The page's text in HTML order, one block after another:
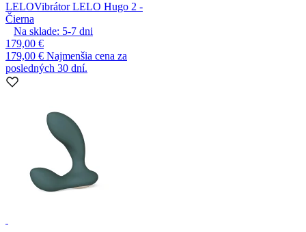
LELOVibrátor LELO Hugo 2 -
Čierna
Na sklade: 5-7 dni
179,00 €
179,00 € Najmenšia cena za
posledných 30 dní.